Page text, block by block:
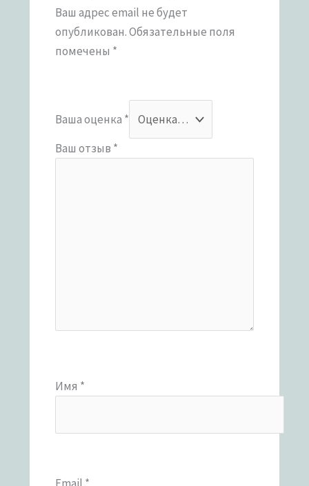
Ваш адрес email не будет
опубликован.Обязательные поля
помечены *
Ваша оценка *
Ваш отзыв *
Имя *